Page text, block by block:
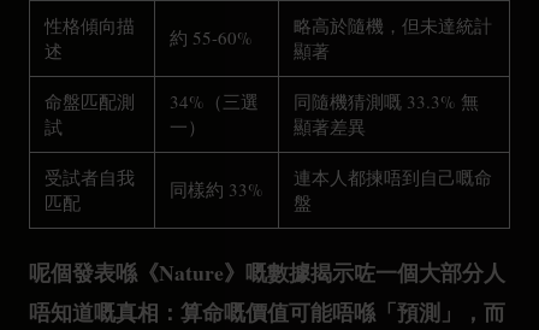
性格傾向描
述
約 55-60%
略高於隨機，但未達統計
顯著
命盤匹配測
試
34%（三選
一）
同隨機猜測嘅 33.3% 無
顯著差異
受試者自我
匹配
同樣約 33%
連本人都揀唔到自己嘅命
盤
呢個發表喺《Nature》嘅數據揭示咗一個大部分人
唔知道嘅真相：算命嘅價值可能唔喺「預測」，而